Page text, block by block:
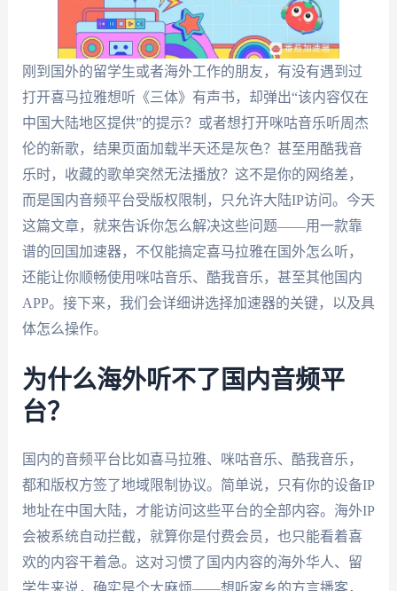
刚到国外的留学生或者海外工作的朋友，有没有遇到过
打开喜马拉雅想听《三体》有声书，却弹出“该内容仅在
中国大陆地区提供”的提示？或者想打开咪咕音乐听周杰
伦的新歌，结果页面加载半天还是灰色？甚至用酷我音
乐时，收藏的歌单突然无法播放？这不是你的网络差，
而是国内音频平台受版权限制，只允许大陆IP访问。今天
这篇文章，就来告诉你怎么解决这些问题——用一款靠
谱的回国加速器，不仅能搞定喜马拉雅在国外怎么听，
还能让你顺畅使用咪咕音乐、酷我音乐，甚至其他国内
APP。接下来，我们会详细讲选择加速器的关键，以及具
体怎么操作。
为什么海外听不了国内音频平
台？
国内的音频平台比如喜马拉雅、咪咕音乐、酷我音乐，
都和版权方签了地域限制协议。简单说，只有你的设备IP
地址在中国大陆，才能访问这些平台的全部内容。海外IP
会被系统自动拦截，就算你是付费会员，也只能看着喜
欢的内容干着急。这对习惯了国内内容的海外华人、留
学生来说，确实是个大麻烦——想听家乡的方言播客，